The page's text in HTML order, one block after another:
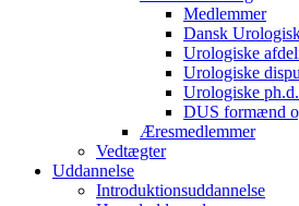
Medlemmer
Dansk
Urologiske
Urologiske
Urologiske
DUS formænd
Æresmedlemmer
Vedtægter
Uddannelse
Introduktionsuddannelse